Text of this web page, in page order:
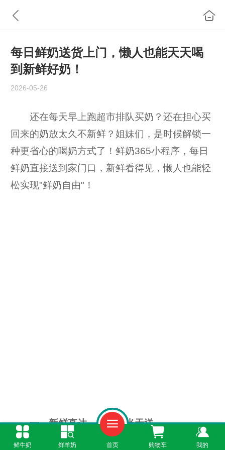
每日鲜奶送货上门，懒人也能天天喝
到新鲜好奶！
2026-05-26
还在每天早上跑超市排队买奶？还在担心买
回来的奶放太久不新鲜？姐妹们，是时候解锁一
种更省心的喝奶方式了！鲜奶365小程序，每日
鲜奶直接送到家门口，新鲜看得见，懒人也能轻
松实现"鲜奶自由"！
一、新鲜直达，当天产当天送
鲜牛奶 鲜羊奶 首页 购物车 我的